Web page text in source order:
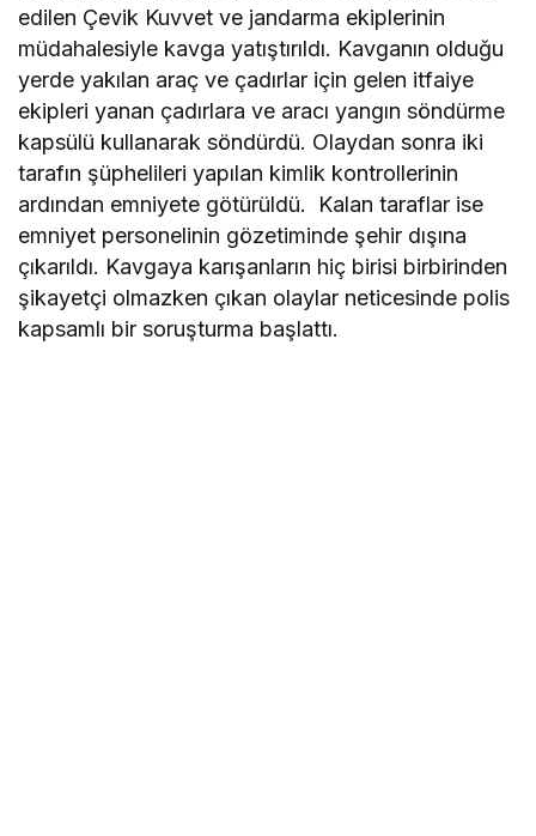
edilen Çevik Kuvvet ve jandarma ekiplerinin
müdahalesiyle kavga yatıştırıldı. Kavganın olduğu
yerde yakılan araç ve çadırlar için gelen itfaiye
ekipleri yanan çadırlara ve aracı yangın söndürme
kapsülü kullanarak söndürdü. Olaydan sonra iki
tarafın şüphelileri yapılan kimlik kontrollerinin
ardından emniyete götürüldü. Kalan taraflar ise
emniyet personelinin gözetiminde şehir dışına
çıkarıldı. Kavgaya karışanların hiç birisi birbirinden
şikayetçi olmazken çıkan olaylar neticesinde polis
kapsamlı bir soruşturma başlattı.